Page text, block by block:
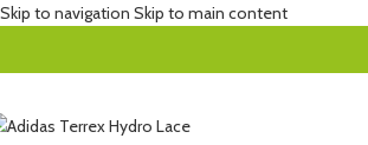
Skip to navigation Skip to main content